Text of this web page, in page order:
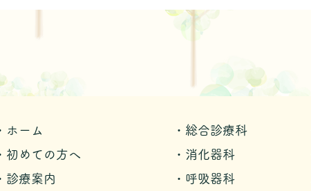
ホーム
初めての方へ
診療案内
・総合診療科
・消化器科
・呼吸器科